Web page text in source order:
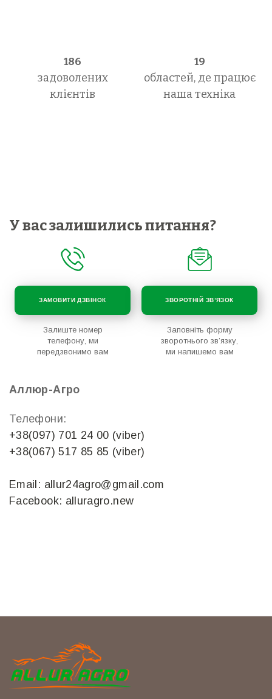
186
задоволених
клієнтів
19
областей, де працює
наша техніка
У вас залишились питання?
ЗАМОВИТИ ДЗВІНОК
Залиште номер
телефону, ми
передзвонимо вам
ЗВОРОТНІЙ ЗВ’ЯЗОК
Заповніть форму
зворотнього зв’язку,
ми напишемо вам
Аллюр-Агро
Телефони:
+38(097) 701 24 00 (viber)
+38(067) 517 85 85 (viber)
Email: allur24agro@gmail.com
Facebook: alluragro.new